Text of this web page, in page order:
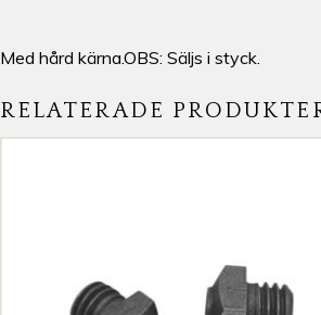
Med hård kärna.OBS: Säljs i styck.
RELATERADE